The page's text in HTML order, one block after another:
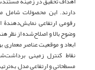
دارند. این محصولات شامل
رقومی ارتفاعی نمایش‌دهندۀ
وضوح بالا و اصلاح‌شده از نظر
ابعاد و موقعیت عناصر
نقاط کنترل زمینی